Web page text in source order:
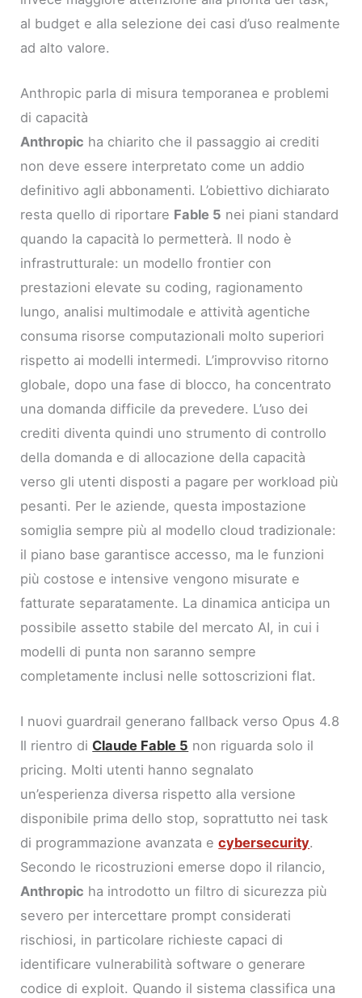
al budget e alla selezione dei casi d’uso realmente
ad alto valore.
Anthropic parla di misura temporanea e problemi
di capacità
Anthropic ha chiarito che il passaggio ai crediti
non deve essere interpretato come un addio
definitivo agli abbonamenti. L’obiettivo dichiarato
resta quello di riportare Fable 5 nei piani standard
quando la capacità lo permetterà. Il nodo è
infrastrutturale: un modello frontier con
prestazioni elevate su coding, ragionamento
lungo, analisi multimodale e attività agentiche
consuma risorse computazionali molto superiori
rispetto ai modelli intermedi. L’improvviso ritorno
globale, dopo una fase di blocco, ha concentrato
una domanda difficile da prevedere. L’uso dei
crediti diventa quindi uno strumento di controllo
della domanda e di allocazione della capacità
verso gli utenti disposti a pagare per workload più
pesanti. Per le aziende, questa impostazione
somiglia sempre più al modello cloud tradizionale:
il piano base garantisce accesso, ma le funzioni
più costose e intensive vengono misurate e
fatturate separatamente. La dinamica anticipa un
possibile assetto stabile del mercato AI, in cui i
modelli di punta non saranno sempre
completamente inclusi nelle sottoscrizioni flat.
I nuovi guardrail generano fallback verso Opus 4.8
Il rientro diClaude Fable 5 non riguarda solo il
pricing. Molti utenti hanno segnalato
un’esperienza diversa rispetto alla versione
disponibile prima dello stop, soprattutto nei task
di programmazione avanzata ecybersecurity.
Secondo le ricostruzioni emerse dopo il rilancio,
Anthropic ha introdotto un filtro di sicurezza più
severo per intercettare prompt considerati
rischiosi, in particolare richieste capaci di
identificare vulnerabilità software o generare
codice di exploit. Quando il sistema classifica una